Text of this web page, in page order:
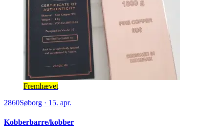
Fremhævet
2860Søborg · 15. apr.
Kobberbarre/kobber